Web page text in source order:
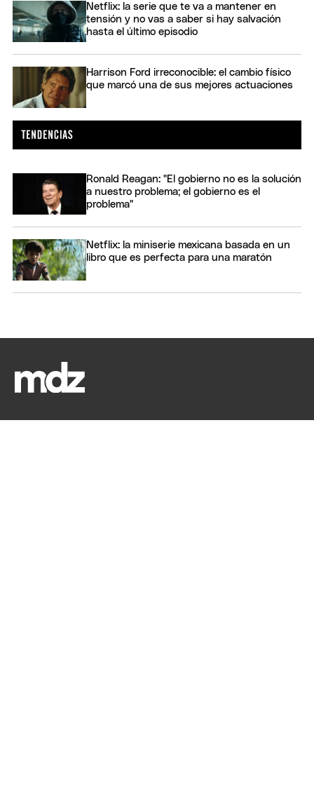
Netflix: la serie que te va a mantener en
tensión y no vas a saber si hay salvación
hasta el último episodio
Harrison Ford irreconocible: el cambio físico
que marcó una de sus mejores actuaciones
Ronald Reagan: "El gobierno no es la solución
a nuestro problema; el gobierno es el
problema"
Netflix: la miniserie mexicana basada en un
libro que es perfecta para una maratón
SECCIONES SERVICIOS